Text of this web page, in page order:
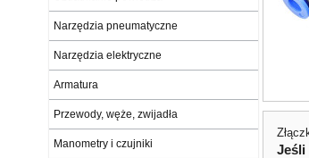
Jeśli
Narzędzia pneumatyczne
Narzędzia elektryczne
Armatura
Przewody, węże, zwijadła
Manometry i czujniki